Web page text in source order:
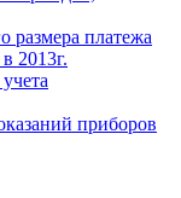
размера платежа
2013г.
приборов